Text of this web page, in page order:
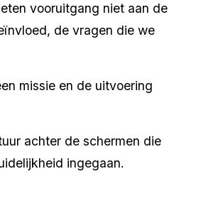
vooruitgang niet aan de
de vragen die we
missie en de uitvoering
achter de schermen die
ingegaan.